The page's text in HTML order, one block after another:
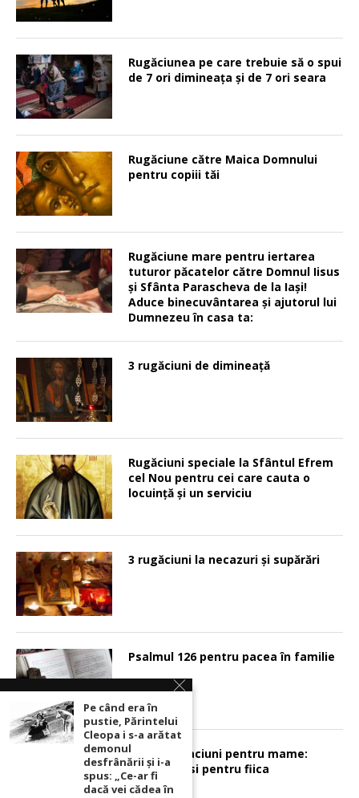
Rugăciunea pe care trebuie să o spui
de 7 ori dimineața și de 7 ori seara
Rugăciune către Maica Domnului
pentru copiii tăi
Rugăciune mare pentru iertarea
tuturor păcatelor către Domnul Iisus
şi Sfânta Parascheva de la Iaşi!
Aduce binecuvântarea şi ajutorul lui
Dumnezeu în casa ta:
3 rugăciuni de dimineață
Rugăciuni speciale la Sfântul Efrem
cel Nou pentru cei care cauta o
locuinţă şi un serviciu
3 rugăciuni la necazuri și supărări
Psalmul 126 pentru pacea în familie
Sunt 2 rugaciuni pentru mame:
pentru fiu si pentru fiica
Pe când era în
pustie, Părintelui
Cleopa i s-a arătat
demonul
desfrânării şi i-a
spus: „Ce-ar fi
dacă vei cădea în